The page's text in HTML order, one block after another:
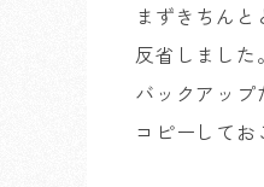
まずきちん
反省しました。
バックアッ
コピーしてお